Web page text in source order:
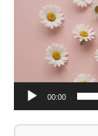
00:00